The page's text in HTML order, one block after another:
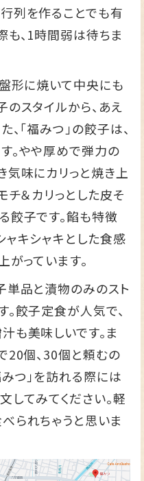
列を作ることでも有
も、1時間弱は待ちま
形に焼いて中央にも
スタイルから、あえ
「福みつ」の餃子は、
。やや厚めで弾力の
気味にカリっと焼き上
チ＆カリっとした皮そ
餃子です。餡も特徴
ャキシャキとした食感
がっています。
単品と漬物のみのスト
餃子定食が人気で、
も美味しいです。ま
20個、30個と頼むの
つ」を訪れる際には
てみてください。軽
られちゃうと思いま